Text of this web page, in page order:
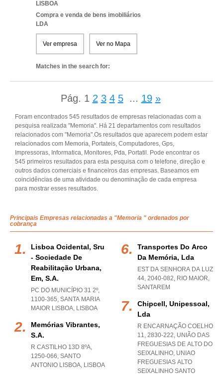
LISBOA
Compra e venda de bens imobiliários
LDA
Ver empresa Ver no Mapa
Matches in the search for:
Pág. 1 2 3 4 5 ... 19 »
Foram encontrados 545 resultados de empresas relacionadas com a
pesquisa realizada "Memoria". Há 21 departamentos com resultados
relacionados com "Memoria".Os resultados que aparecem podem estar
relacionados com Memoria, Portateis, Computadores, Gps,
Impressoras, Informatica, Monitores, Pda, Portatil. Pode encontrar os
545 primeiros resultados para esta pesquisa com o telefone, direção e
outros dados comerciais e financeiros das empresas. Baseamos em
coincidências de uma atividade ou denominação de cada empresa
para mostrar esses resultados.
Principais Empresas relacionadas a "Memoria " ordenados por
cobrança
Lisboa Ocidental, Sru
- Sociedade De
Reabilitação Urbana,
Em, S.a.
PC DO MUNICÍPIO 31 2º,
1100-365, SANTA MARIA
MAIOR LISBOA, LISBOA
Memórias Vibrantes,
S.a.
R CASTILHO 13D 8ºA,
1250-066, SANTO
ANTONIO LISBOA, LISBOA
Transportes Do Arco
Da Memória, Lda
EST DA SENHORA DA LUZ
44, 2040-082, RIO MAIOR,
SANTAREM
Chipcell, Unipessoal,
Lda
R ENCARNAÇÃO COELHO
11, 2830-222, UNIÃO DAS
FREGUESIAS DE ALTO DO
SEIXALINHO, UNIAO
FREGUESIAS ALTO
SEIXALINHO SANTO